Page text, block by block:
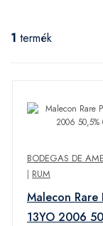
1 termék
BODEGAS DE
| RUM
Malecon Rare
13YO 2006